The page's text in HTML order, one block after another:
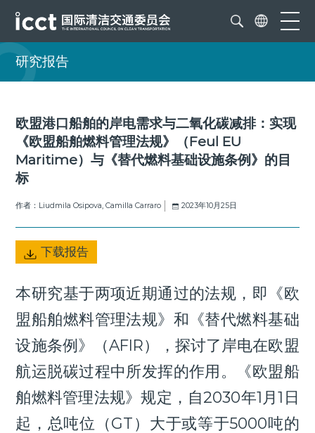
研究报告
欧盟港口船舶的岸电需求与二氧化碳减排：实现
《欧盟船舶燃料管理法规》（Feul EU
Maritime）与《替代燃料基础设施条例》的目
标
作者：Liudmila Osipova, Camilla Carraro 2023年10月25日
下载报告
本研究基于两项近期通过的法规，即《欧
盟船舶燃料管理法规》和《替代燃料基础
设施条例》（AFIR），探讨了岸电在欧盟
航运脱碳过程中所发挥的作用。《欧盟船
舶燃料管理法规》规定，自2030年1月1日
起，总吨位（GT）大于或等于5000吨的